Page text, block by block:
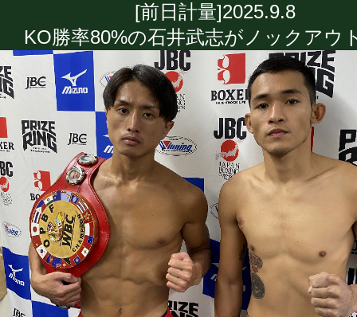
[前日計量]2025.9.8
KO勝率80%の石井武志がノックアウ